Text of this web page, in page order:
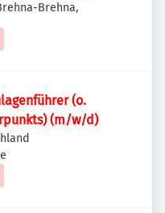
Brehna,
(o.
(m/w/d)